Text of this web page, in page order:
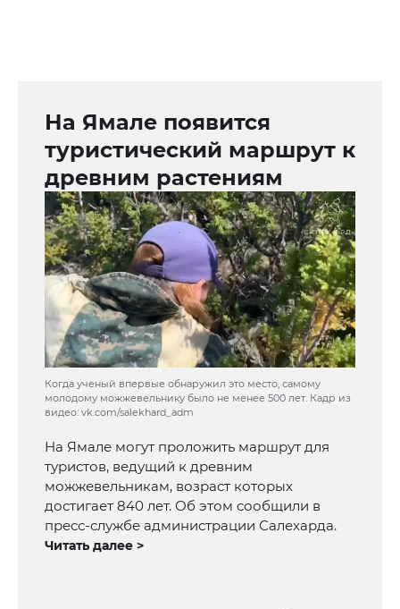
На Ямале появится
туристический маршрут к
древним растениям
Когда ученый впервые обнаружил это место, самому
молодому можжевельнику было не менее 500 лет. Кадр из
видео: vk.com/salekhard_adm
На Ямале могут проложить маршрут для
туристов, ведущий к древним
можжевельникам, возраст которых
достигает 840 лет. Об этом сообщили в
пресс-службе администрации Салехарда.
Читать далее >